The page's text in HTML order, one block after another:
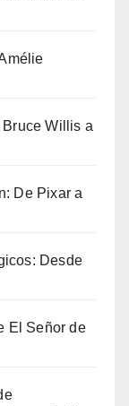
Willis a
De Pixar a
Desde
El Señor de